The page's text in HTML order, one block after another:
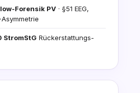
Forensik PV · §51 EEG,
StromStG Rückerstattungs-